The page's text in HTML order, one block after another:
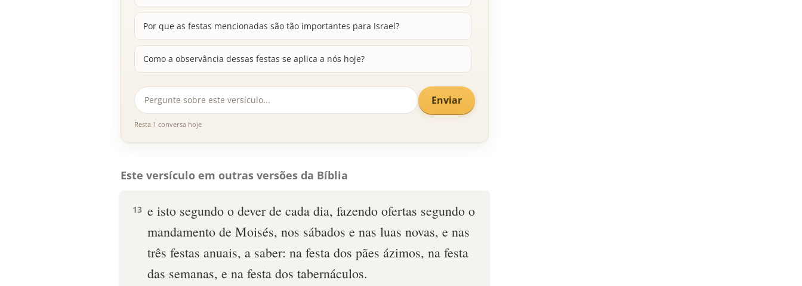
Por que as festas mencionadas são tão importantes para Israel?
Como a observância dessas festas se aplica a nós hoje?
Enviar
Resta 1 conversa hoje
Este versículo em outras versões da Bíblia
13 e isto segundo o dever de cada dia, fazendo ofertas segundo o
mandamento de Moisés, nos sábados e nas luas novas, e nas
três festas anuais, a saber: na festa dos pães ázimos, na festa
das semanas, e na festa dos tabernáculos.